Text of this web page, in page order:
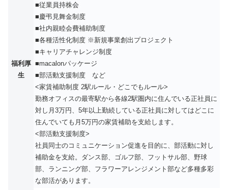
福利厚
生
■従業員持株会
■慶弔見舞金制度
■社内親睦会費補助制度
■各種活性化制度 ※新規事業創出プロジェクト
■キャリアチャレンジ制度
■macalonパッケージ
■部活動支援制度 など
<家賃補助制度 2駅ルール・どこでもルール>
勤務オフィスの最寄駅から各線2駅圏内に住んでいる正社員に
対し月3万円、5年以上勤続している正社員に対してはどこに
住んでいても月5万円の家賃補助を支給します。
<部活動支援制度>
社員同士のコミュニケーション促進を目的に、部活動に対し
補助金を支給。ダンス部、ゴルフ部、フットサル部、野球
部、ランニング部、フラワーアレンジメント部など多種多彩
な部活があります。